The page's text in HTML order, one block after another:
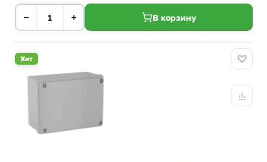
− + В корзину
Хит